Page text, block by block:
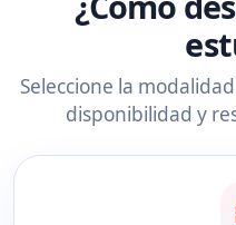
Seleccione la
disponibilidad y